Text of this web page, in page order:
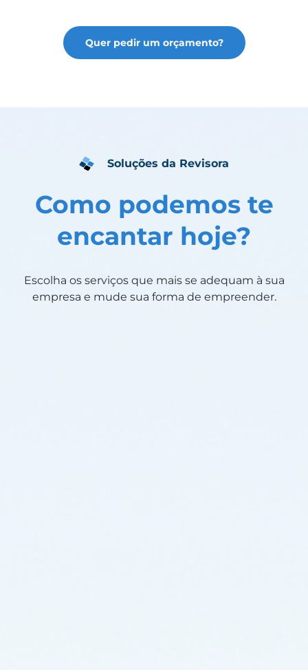
Quer pedir um orçamento?
Soluções da Revisora
Como podemos te
encantar hoje?
Escolha os serviços que mais se adequam à sua
empresa e mude sua forma de empreender.